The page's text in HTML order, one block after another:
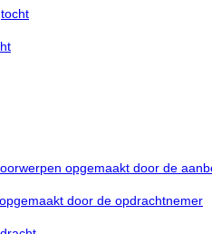
opgemaakt door de
door de opdrachtnemer